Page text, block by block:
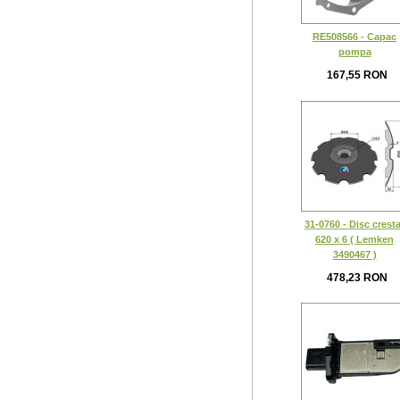
RE508566 - Capac
pompa
167,55 RON
31-0760 - Disc
620 x 6 ( Lemken
3490467 )
478,23 RON